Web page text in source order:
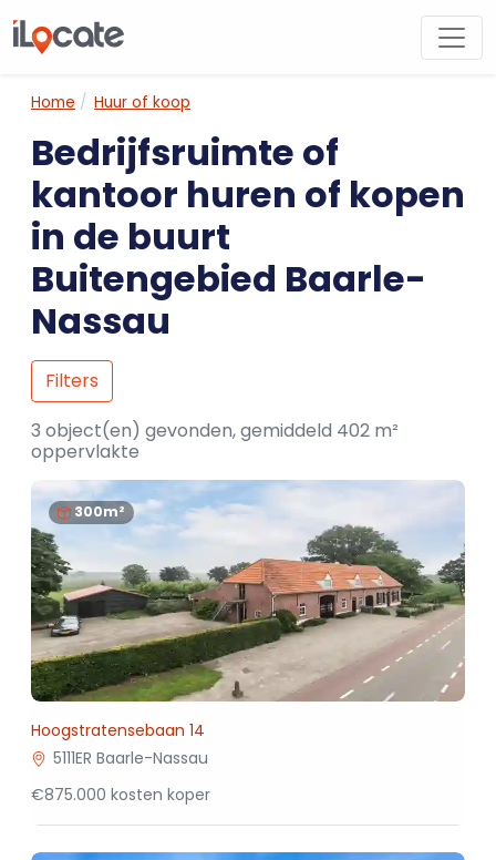
Home Huur of koop
Bedrijfsruimte of
kantoor huren of kopen
in de buurt
Buitengebied Baarle-
Nassau
Filters
3 object(en) gevonden, gemiddeld 402 m²
oppervlakte
300m²
Hoogstratensebaan 14
5111ER Baarle-Nassau
€875.000 kosten koper